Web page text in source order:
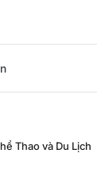
Thao và Du Lịch